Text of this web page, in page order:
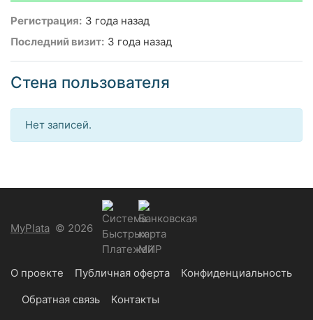
Регистрация: 3 года назад
Последний визит: 3 года назад
Стена пользователя
Нет записей.
MyPlata © 2026
О проекте Публичная оферта
Конфиденциальность
Обратная связь
Контакты